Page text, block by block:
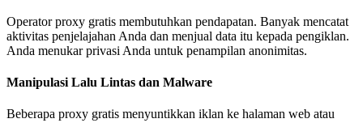
Operator proxy gratis membutuhkan pendapatan. Banyak mencatat
aktivitas penjelajahan Anda dan menjual data itu kepada pengiklan.
Anda menukar privasi Anda untuk penampilan anonimitas.
Manipulasi Lalu Lintas dan Malware
Beberapa proxy gratis menyuntikkan iklan ke halaman web atau